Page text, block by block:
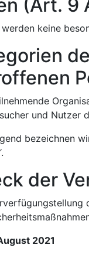
(Art. 9
werden keine
und Nutzer
bezeichnen
der
2021